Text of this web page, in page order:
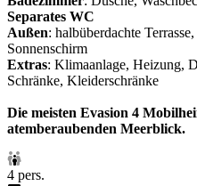
Separates WC
Außen: halbüberdachte
Sonnenschirm
Extras: Klimaanlage, Heizung,
Schränke, Kleiderschränke
Die meisten Evasion 4
atemberaubenden Meerblick.
4 pers.